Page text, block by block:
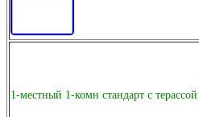
1-местный 1-комн стандарт с терассой